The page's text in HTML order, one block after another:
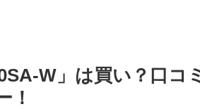
W」は買い？口コ
！